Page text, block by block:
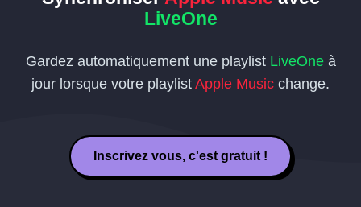
LiveOne
Gardez automatiquement une playlist LiveOneà
jour lorsque votre playlist Apple Music change.
Inscrivez vous, c'est gratuit !